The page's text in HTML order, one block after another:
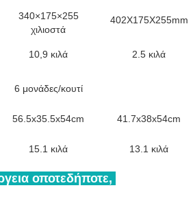
340×175×255
χιλιοστά
402X175X255mm
10,9 κιλά 2.5 κιλά
6 μονάδες/κουτί
56.5x35.5x54cm 41.7x38x54cm
15.1 κιλά 13.1 κιλά
οποτεδήποτε,